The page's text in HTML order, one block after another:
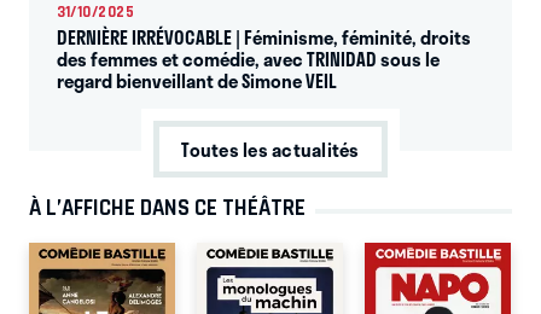
31/10/2025
DERNIÈRE IRRÉVOCABLE | Féminisme, féminité, droits
des femmes et comédie, avec TRINIDAD sous le
regard bienveillant de Simone VEIL
Toutes les actualités
À L’AFFICHE DANS CE THÉÂTRE